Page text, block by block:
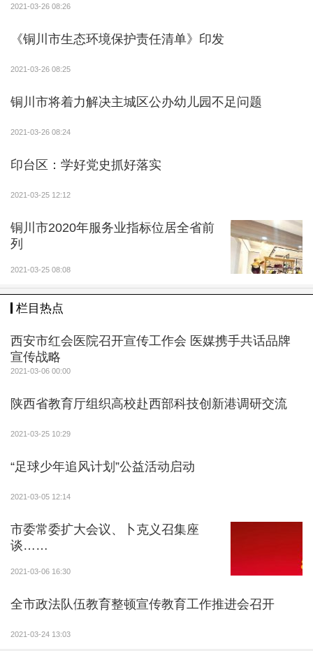
树、乡村“美丽家园建设”、“保护母亲河”、“认建认养林
木绿地”等义务植树活动。通过广播电视、报刊网络等平
台，多渠道宣传适龄公民义务植树法定性，创新义务植
树尽责形式，倡导广大人民群众、社会各界关注国土增
率均在80%以上，累计义务植树1100万株，为扮靓城乡
居民生活空间增添一抹抹新绿，市民植绿爱绿护绿意识
济、社会效益融合发展。
持续推进森林资源高质量发展。高度重视森林资源
健康发展，促进森林由量的扩张向质的提高和效益增大
转变。坚持自然经营理念，实施天然次生林和退化林分
修复，天然更新与人工辅助相结合，促进森林生态系统
正向演替。坚持因地制宜，针对不同林分采取不同抚育
管护措施。坚持推动轮伐、皆伐等简单的森林采伐利用
方式向渐伐、择伐、透光伐、卫生伐等精细化利用方式
转变。“十三五”期间，通过生态疏伐、割灌、定株、修
枝等措施，实施森林抚育17.1万亩，极大改善了林分生
长条件，促进林木更快更好生长，极大增强了森林资源
保持水土、涵养水源、调节气候等生态服务功能。
2021-03-26 08:26
《铜川市生态环境保护责任清单》印发
2021-03-26 08:25
铜川市将着力解决主城区公办幼儿园不足问题
2021-03-26 08:24
印台区：学好党史抓好落实
2021-03-25 12:12
铜川市2020年服务业指标位居全省前
列
2021-03-25 08:08
栏目热点
西安市红会医院召开宣传工作会 医媒携手共话品牌
宣传战略
2021-03-06 00:00
陕西省教育厅组织高校赴西部科技创新港调研交流
2021-03-25 10:29
“足球少年追风计划”公益活动启动
2021-03-05 12:14
市委常委扩大会议、卜克义召集座
谈……
2021-03-06 16:30
全市政法队伍教育整顿宣传教育工作推进会召开
2021-03-24 13:03